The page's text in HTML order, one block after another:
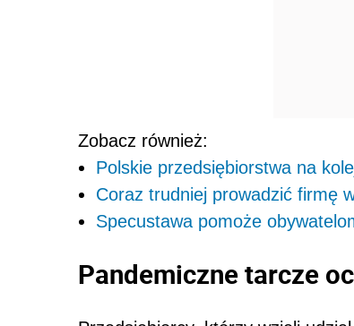
Zobacz również:
Polskie przedsiębiorstwa na
Coraz trudniej prowadzić firmę
Specustawa pomoże
Pandemiczne tarcze